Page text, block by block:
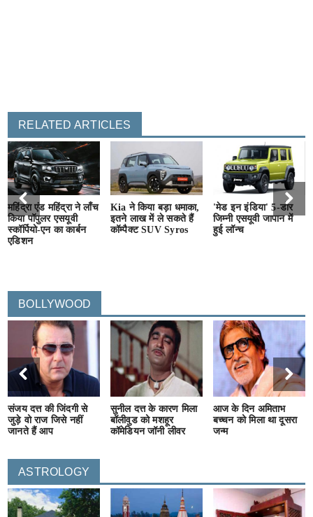
RELATED ARTICLES
महिंद्रा एंड महिंद्रा ने लाँच
किया पॉपुलर एसयूवी
स्कॉर्पियो-एन का कार्बन
एडिशन
Kia ने किया बड़ा धमाका,
इतने लाख में ले सकते हैं
कॉम्पैक्ट SUV Syros
'मेड इन इंडिया' 5-डोर
जिम्नी एसयूवी जापान में
हुई लॉन्च
BOLLYWOOD
संजय दत्त की जिंदगी से
जुड़े वो राज जिसे नहीं
जानते हैं आप
सुनील दत्त के कारण मिला
बॉलीवुड को मशहूर
कॉमेडियन जॉनी लीवर
आज के दिन अमिताभ
बच्चन को मिला था दूसरा
जन्म
ASTROLOGY